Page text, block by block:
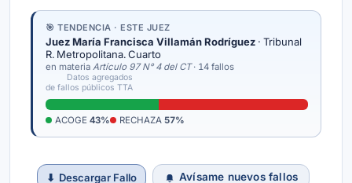
🎯 TENDENCIA · ESTE JUEZ
Juez María Francisca Villamán Rodríguez · Tribunal
R. Metropolitana. Cuarto
en materia Artículo 97 N° 4 del CT· 14 fallos
Datos agregados
de fallos públicos TTA
ACOGE 43% RECHAZA 57%
⬇ Descargar Fallo
Avísame nuevos fallos